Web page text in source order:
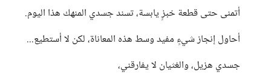
أتمنى حتى قطعة خبزٍ يابسة، تسند جسدي المنهك هذا اليوم.
أحاول إنجاز شيءٍ مفيد وسط هذه المعاناة، لكن لا أستطيع...
جسدي هزيل، والغثيان لا يفارقني،